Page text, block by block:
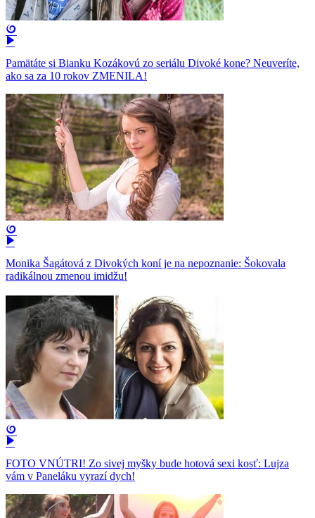
Pamätáte si Bianku Kozákovú zo seriálu Divoké kone? Neuveríte,
ako sa za 10 rokov ZMENILA!
Monika Šagátová z Divokých koní je na nepoznanie: Šokovala
radikálnou zmenou imidžu!
FOTO VNÚTRI! Zo sivej myšky bude hotová sexi kosť: Lujza
vám v Paneláku vyrazí dych!